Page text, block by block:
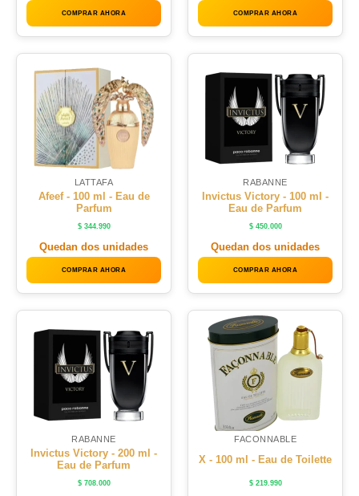
COMPRAR AHORA COMPRAR AHORA
LATTAFA
Afeef - 100 ml - Eau de
Parfum
$344.990
Quedan dos unidades
COMPRAR AHORA
RABANNE
Invictus Victory - 100 ml -
Eau de Parfum
$450.000
Quedan dos unidades
COMPRAR AHORA
RABANNE
Invictus Victory - 200 ml -
Eau de Parfum
$708.000
FACONNABLE
X - 100 ml - Eau de Toilette
$219.990